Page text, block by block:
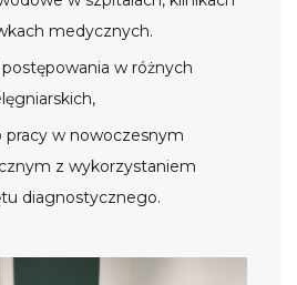
medycznych.
w różnych
w nowoczesnym
z wykorzystaniem
diagnostycznego.